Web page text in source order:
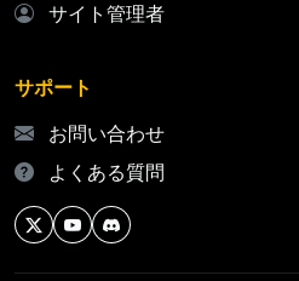
サイト管理者
サポート
お問い合わせ
よくある質問